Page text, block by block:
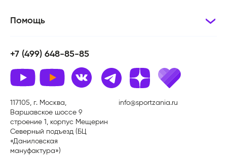
Помощь
+7 (499) 648-85-85
117105, г. Москва,
Варшавское шоссе 9
строение 1, корпус Мещерин
Северный подъезд (БЦ
«Даниловская
мануфактура»)
info@sportzania.ru